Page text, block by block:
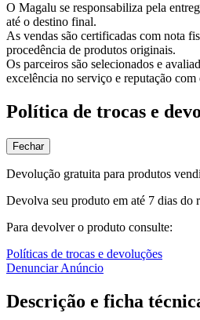
O Magalu se responsabiliza pela
até o destino final.
As vendas são certificadas com nota
procedência de produtos originais.
Os parceiros são selecionados e
excelência no serviço e reputação com
Política de trocas e
Fechar
Devolução gratuita para produtos
Devolva seu produto em até 7 dias do
Para devolver o produto consulte:
Políticas de trocas e devoluções
Denunciar Anúncio
Descrição e ficha